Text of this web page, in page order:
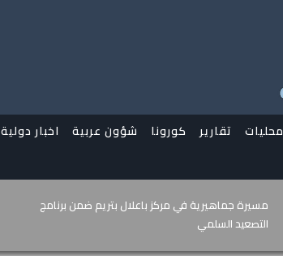
محليات تقارير كورونا شؤون عربية اخبار دولية
تنويه هام من قناة عدن بشأن استهداف مطار عتق
الدولي